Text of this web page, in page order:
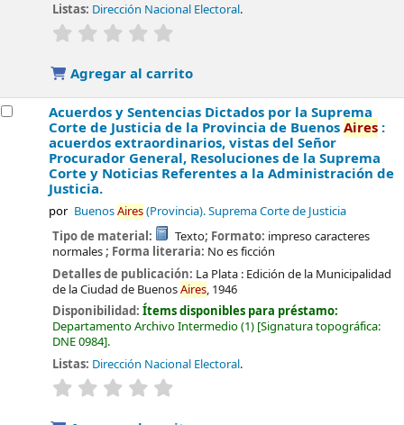
Listas: Dirección Nacional Electoral.
valoración
Agregar al carrito
Acuerdos y Sentencias Dictados por la Suprema
Corte de Justicia de la Provincia de BuenosAires :
acuerdos extraordinarios, vistas del Señor
Procurador General, Resoluciones de la Suprema
Corte y Noticias Referentes a la Administración de
Justicia.
por BuenosAires(Provincia). Suprema Corte de Justicia
Tipo de material: Texto; Formato: impreso caracteres
normales; Forma literaria: No es ficción
Detalles de publicación: La Plata : Edición de la Municipalidad
de la Ciudad de BuenosAires, 1946
Disponibilidad:Ítems disponibles para préstamo:
Departamento Archivo Intermedio(1) Signatura topográfica:
DNE 0984 .
Listas: Dirección Nacional Electoral.
valoración